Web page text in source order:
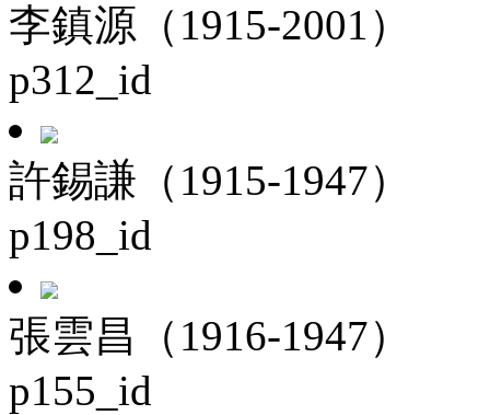
李鎮源（1915-2001）
p312_id
許錫謙（1915-1947）
p198_id
張雲昌（1916-1947）
p155_id